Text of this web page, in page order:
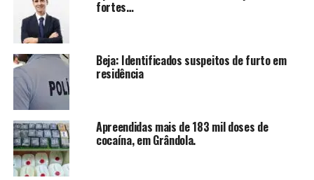
fortes…
Beja: Identificados suspeitos de furto em
residência
Apreendidas mais de 183 mil doses de
cocaína, em Grândola.